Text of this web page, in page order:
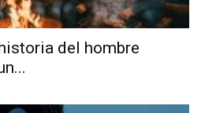
del hombre